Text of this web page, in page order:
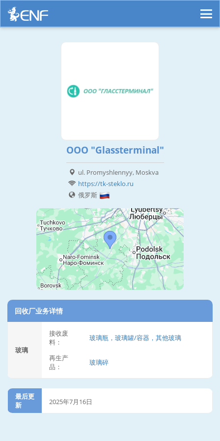
OOO "Glassterminal"
ul. Promyshlennyy, Moskva
https://tk-steklo.ru
俄罗斯
回收厂业务详情
玻璃
接收废
料：
玻璃瓶，玻璃罐/容器，其他玻璃
再生产
品：
玻璃碎
最后更
新
2025年7月16日